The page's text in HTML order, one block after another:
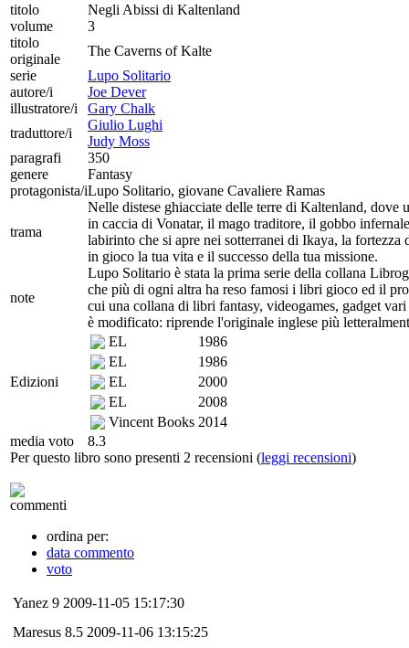
titolo
Negli Abissi di Kaltenland
volume
3
titolo
originale
The Caverns of Kalte
serie
Lupo Solitario
autore/i
Joe Dever
illustratore/i
Gary Chalk
traduttore/i
Giulio Lughi
Judy Moss
paragrafi
350
genere
Fantasy
protagonista/iLupo Solitario, giovane Cavaliere Ramas
trama
Nelle distese ghiacciate delle terre di Kaltenland, dove
in caccia di Vonatar, il mago traditore, il gobbo
labirinto che si apre nei sotterranei di Ikaya, la
in gioco la tua vita e il successo della tua missione.
note
Lupo Solitario è stata la prima serie della collana
che più di ogni altra ha reso famosi i libri gioco ed il
cui una collana di libri fantasy, videogames, gadget
è modificato: riprende l'originale inglese più
Edizioni
EL
1986
EL
1986
EL
2000
EL
2008
Vincent Books 2014
media voto
8.3
Per questo libro sono presenti 2 recensioni (leggi recensioni)
commenti
ordina per:
data commento
voto
Yanez 9 2009-11-05 15:17:30
Maresus 8.5 2009-11-06 13:15:25